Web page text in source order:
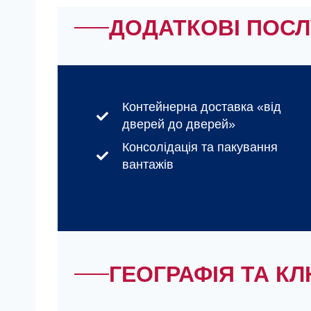
ДОДАТКОВІ
Контейнерна доставка «від
дверей до дверей»
Консолідація та пакування
вантажів
ГЕОГРАФІЯ ТА